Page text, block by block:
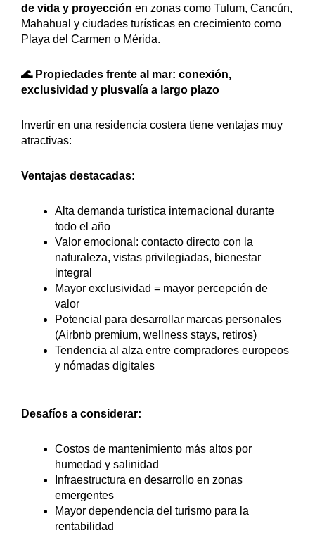
de vida y proyección en zonas como Tulum, Cancún,
Mahahual y ciudades turísticas en crecimiento como
Playa del Carmen o Mérida.
🌊 Propiedades frente al mar: conexión,
exclusividad y plusvalía a largo plazo
Invertir en una residencia costera tiene ventajas muy
atractivas:
Ventajas destacadas:
Alta demanda turística internacional durante
todo el año
Valor emocional: contacto directo con la
naturaleza, vistas privilegiadas, bienestar
integral
Mayor exclusividad = mayor percepción de
valor
Potencial para desarrollar marcas personales
(Airbnb premium, wellness stays, retiros)
Tendencia al alza entre compradores europeos
y nómadas digitales
Desafíos a considerar:
Costos de mantenimiento más altos por
humedad y salinidad
Infraestructura en desarrollo en zonas
emergentes
Mayor dependencia del turismo para la
rentabilidad